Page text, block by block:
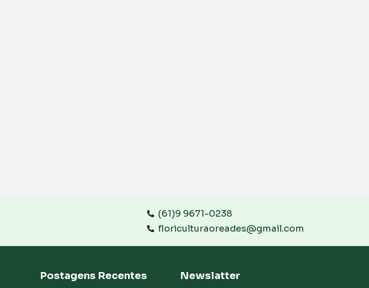
(61)9 9671-0238
floriculturaoreades@gmail.com
Postagens Recentes Newslatter